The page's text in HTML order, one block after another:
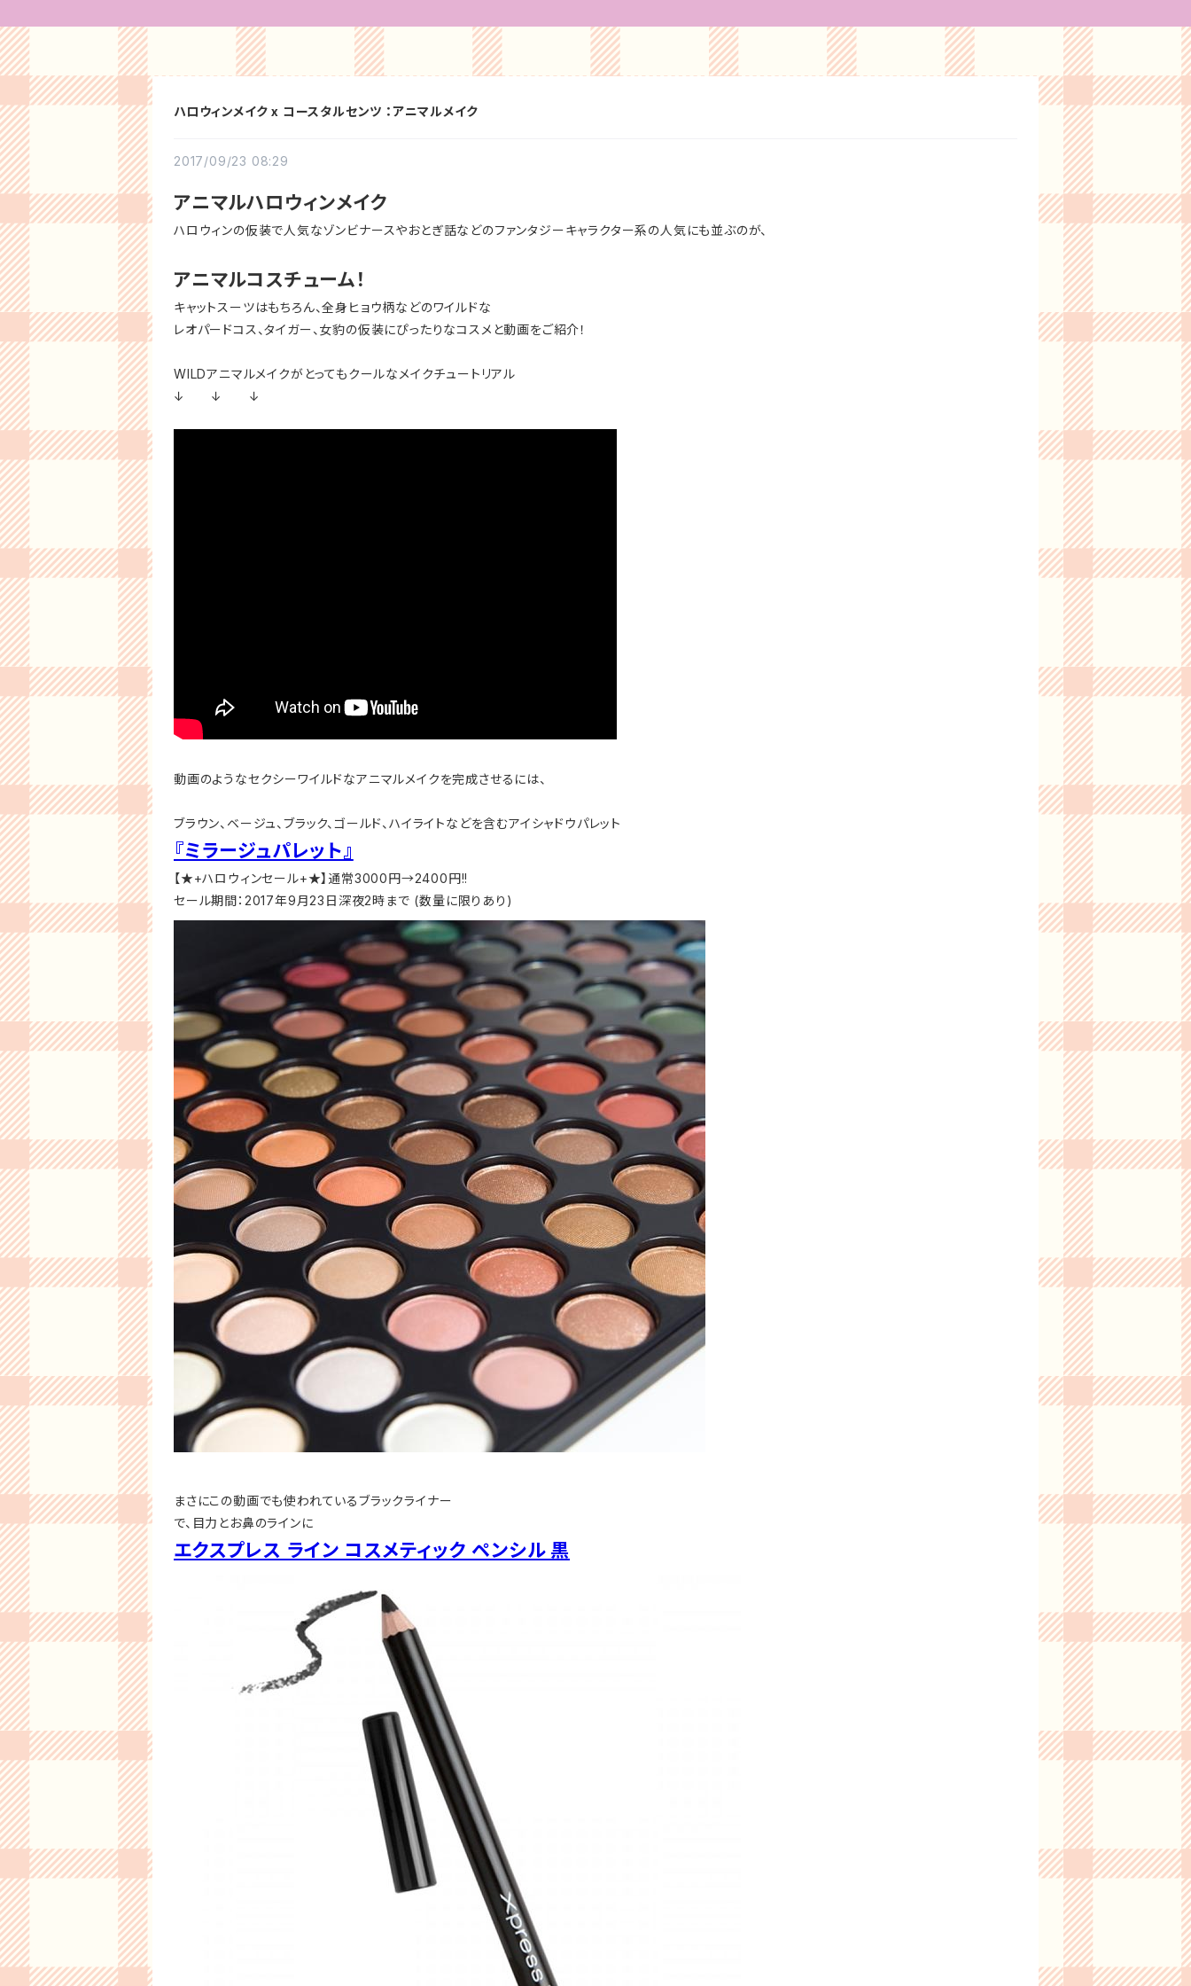
ハロウィンメイク x コースタルセンツ ：アニマルメイク
2017/09/23 08:29
アニマルハロウィンメイク
ハロウィンの仮装で人気なゾンビナースやおとぎ話などのファンタジーキャラクター系の人気にも並ぶのが、
アニマルコスチューム！
キャットスーツはもちろん、全身ヒョウ柄などのワイルドな
レオパードコス、タイガー、女豹の仮装にぴったりなコスメと動画をご紹介！
WILDアニマルメイクがとってもクールなメイクチュートリアル
↓ ↓ ↓
動画のようなセクシーワイルドなアニマルメイクを完成させるには、
ブラウン、ベージュ、ブラック、ゴールド、ハイライトなどを含むアイシャドウパレット
『ミラージュパレット』
【★+ハロウィンセール+★】通常3000円→2400円!!
セール期間：2017年9月23日深夜2時まで (数量に限りあり)
まさにこの動画でも使われているブラックライナー
で、目力とお鼻のラインに
エクスプレス ライン コスメティック ペンシル 黒